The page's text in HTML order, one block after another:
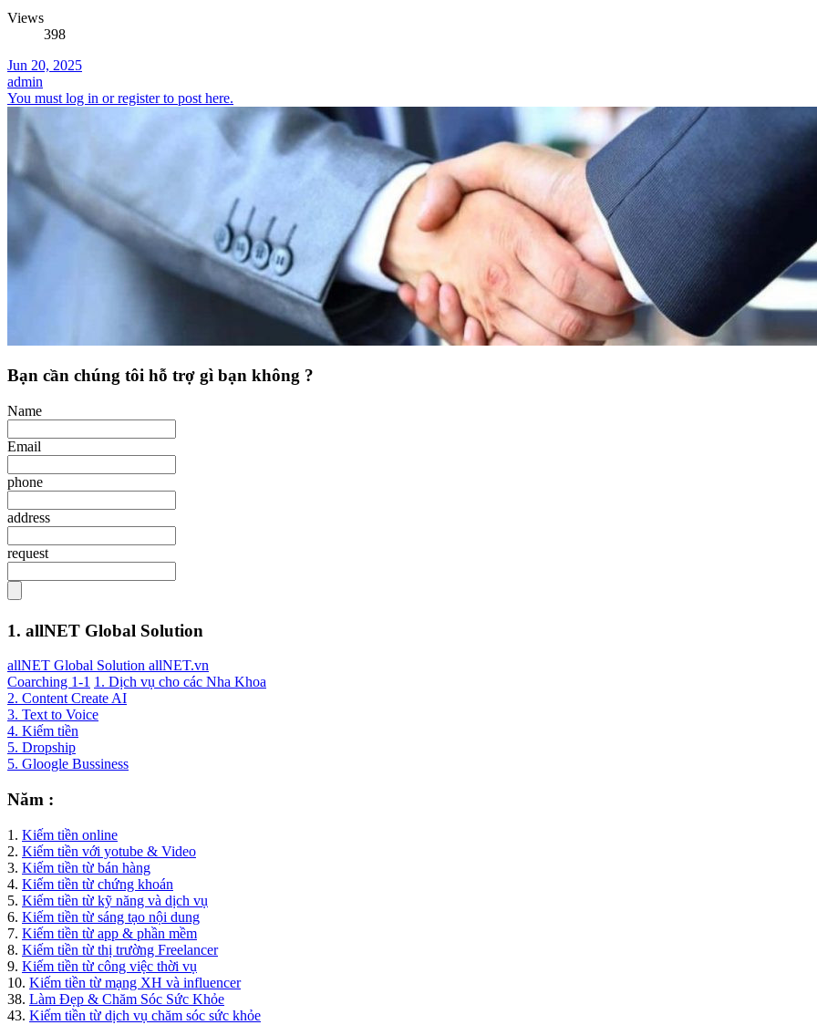
Views
398
Jun 20, 2025
admin
You must log in or register to post here.
Bạn cần chúng tôi hỗ trợ gì bạn không ?
Name
Email
phone
address
request
1. allNET Global Solution
allNET Global Solution allNET.vn
Coarching 1-1 1. Dịch vụ cho các Nha Khoa
2. Content Create AI
3. Text to Voice
4. Kiếm tiền
5. Dropship
5. Gloogle Bussiness
Năm :
1. Kiếm tiền online
2. Kiếm tiền với yotube & Video
3. Kiếm tiền từ bán hàng
4. Kiếm tiền từ chứng khoán
5. Kiếm tiền từ kỹ năng và dịch vụ
6. Kiếm tiền từ sáng tạo nội dung
7. Kiếm tiền từ app & phần mềm
8. Kiếm tiền từ thị trường Freelancer
9. Kiếm tiền từ công việc thời vụ
10. Kiếm tiền từ mạng XH và influencer
38. Làm Đẹp & Chăm Sóc Sức Khỏe
43. Kiếm tiền từ dịch vụ chăm sóc sức khỏe